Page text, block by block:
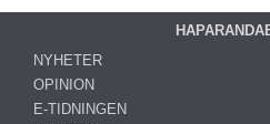
NYHETER
OPINION
E-TIDNINGEN